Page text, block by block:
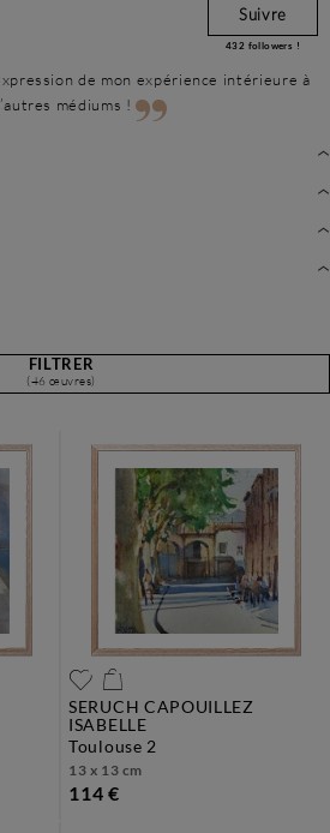
Suivre
432 followers !
de mon expérience intérieure à
médiums !
FILTRER
(46 œuvres)
SERUCH CAPOUILLEZ
ISABELLE
toulouse 2
13 x 13 cm
114 €